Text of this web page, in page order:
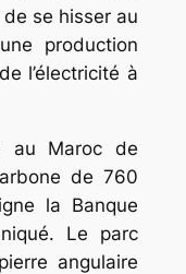
se hisser au
production
l’électricité à
au Maroc de
de 760
la Banque
Le parc
angulaire